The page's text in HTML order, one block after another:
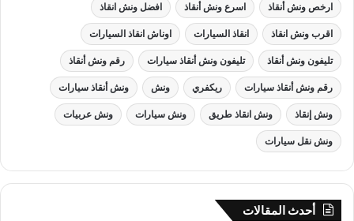
ارخص ونش أنقاذ اسرع ونش أنقاذ افضل ونش انقاذ
اقرب ونش انقاذ انقاذ السيارات اوناش انقاذ السيارات
تليفون ونش أنقاذ تليفون ونش أنقاذ سيارات رقم ونش أنقاذ
رقم ونش أنقاذ سيارات ريكفري ونش ونش أنقاذ سيارات
ونش إنقاذ ونش انقاذ طريق ونش سيارات ونش عربيات
ونش نقل سيارات
أحدث المقالات